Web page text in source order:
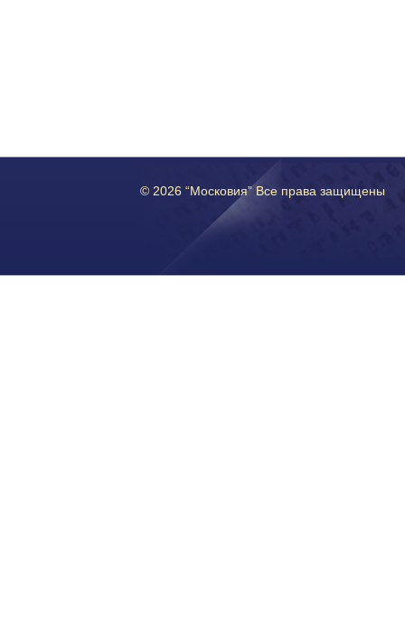
© 2026 “Московия” Все права защищены